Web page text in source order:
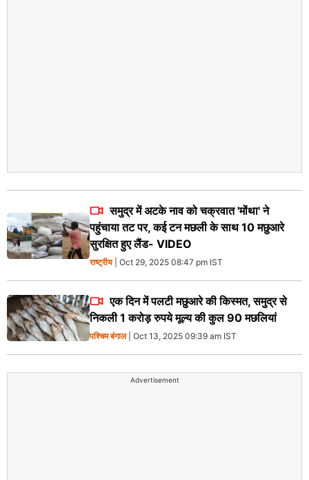
समुद्र में अटके नाव को चक्रवात 'मोंथा' ने
पहुंचाया तट पर, कई टन मछली के साथ 10 मछुआरे
सुरक्षित हुए लैंड- VIDEO
राष्ट्रीय| Oct 29, 2025 08:47 pm IST
एक दिन में पलटी मछुआरे की किस्मत, समुद्र से
निकली 1 करोड़ रुपये मूल्य की कुल 90 मछलियां
पश्चिम बंगाल| Oct 13, 2025 09:39 am IST
Advertisement